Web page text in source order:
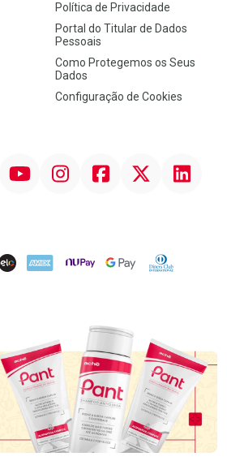
Política de Privacidade
Portal do Titular de Dados
Pessoais
Como Protegemos os Seus
Dados
Configuração de Cookies
InstagramFacebookTwitter Linkedin
AMEX NuPay Google PayDiners Club
Destaque